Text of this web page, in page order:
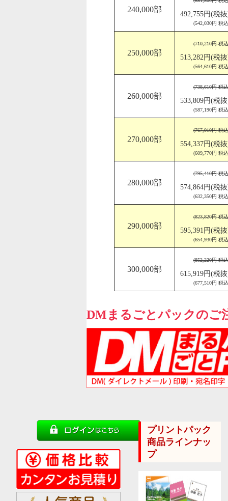
240,000部
492,755円(税
(542,030円 税
250,000部
(710,210円 税
513,282円(税
(564,610円 税
260,000部
(738,610円 税
533,809円(税
(587,190円 税
270,000部
(767,010円 税
554,337円(税
(609,770円 税
280,000部
(795,410円 税
574,864円(税
(632,350円 税
290,000部
(823,820円 税
595,391円(税
(654,930円 税
300,000部
(852,220円 税
615,919円(税
(677,510円 税
DMまるごとパックのご
プリントパック
商品ラインナッ
プ